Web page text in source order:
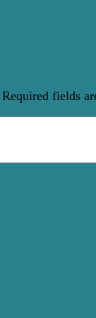
Required fields